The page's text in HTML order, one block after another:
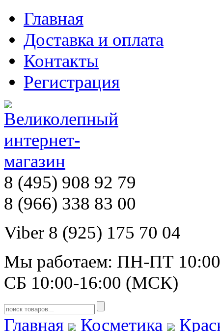
Главная
Доставка и оплата
Контакты
Регистрация
8 (495) 908 92 79
8 (966) 338 83 00
Viber 8 (925) 175 70 04
Мы работаем: ПН-ПТ
СБ 10:00-16:00 (МСК)
Главная Косметика